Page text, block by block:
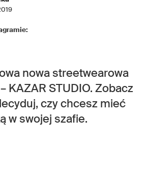
nowa streetwearowa
KAZAR STUDIO. Zobacz
czy chcesz mieć
w swojej szafie.